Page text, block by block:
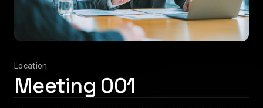
Location
Meeting 001